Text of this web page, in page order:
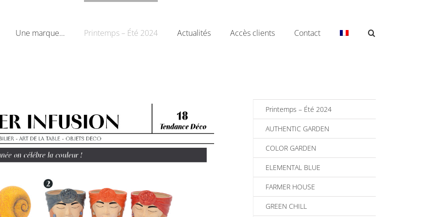
Une marque… Printemps – Été 2024 Actualités Accès clients Contact
Printemps – Été 2024
AUTHENTIC GARDEN
COLOR GARDEN
ELEMENTAL BLUE
FARMER HOUSE
GREEN CHILL